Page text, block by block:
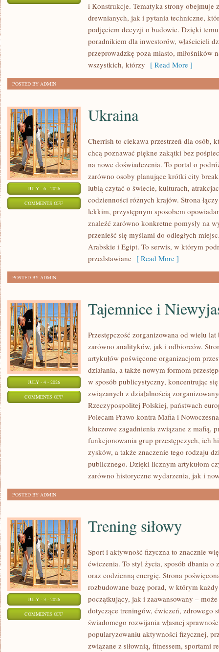
FINANSOWANIE
i Konstrukcje. Tematyka strony obejmuje
drewnianych, jak i pytania techniczne,
podjęciem decyzji o budowie. Dzięki
poradnikiem dla inwestorów, właścicieli
przeprowadzkę poza miasto, miłośników
wszystkich, którzy [ Read More ]
POSTED BY ADMIN
JULY - 6 - 2026
COMMENTS OFFON
Ukraina
Cherrish to ciekawa przestrzeń dla osób,
chcą poznawać piękne zakątki bez
na nowe doświadczenia. To portal o
zarówno osoby planujące krótki city
lubią czytać o świecie, kulturach,
codzienności różnych krajów. Strona
lekkim, przystępnym sposobem
znaleźć zarówno konkretne pomysły na
przenieść się myślami do odległych
Arabskie i Egipt. To serwis, w którym
przedstawiane [ Read More ]
POSTED BY ADMIN
JULY - 4 - 2026
COMMENTS OFFON
TAJEMNICE
NIEWYJAŚNIONE
Tajemnice i
Przestępczość zorganizowana od wielu
zarówno analityków, jak i odbiorców.
artykułów poświęcone organizacjom
działania, a także nowym formom
w sposób publicystyczny, koncentrując
związanych z działalnością
Rzeczypospolitej Polskiej, państwach
Polecam Prawo kontra Mafia i
kluczowe zagadnienia związane z mafią,
funkcjonowania grup przestępczych, ich
zysków, a także znaczenie tego rodzaju
publicznego. Dzięki licznym artykułom
zarówno historyczne wydarzenia, jak i
POSTED BY ADMIN
JULY - 3 - 2026
COMMENTS OFFON
Trening siłowy
Sport i aktywność fizyczna to znacznie
ćwiczenia. To styl życia, sposób dbania o
oraz codzienną energię. Strona
rozbudowane bazę porad, w którym
początkujący, jak i zaawansowany –
dotyczące treningów, ćwiczeń, zdrowego
świadomego rozwijania własnej
popularyzowaniu aktywności fizycznej,
związane z siłownią, fitnessem, sportami